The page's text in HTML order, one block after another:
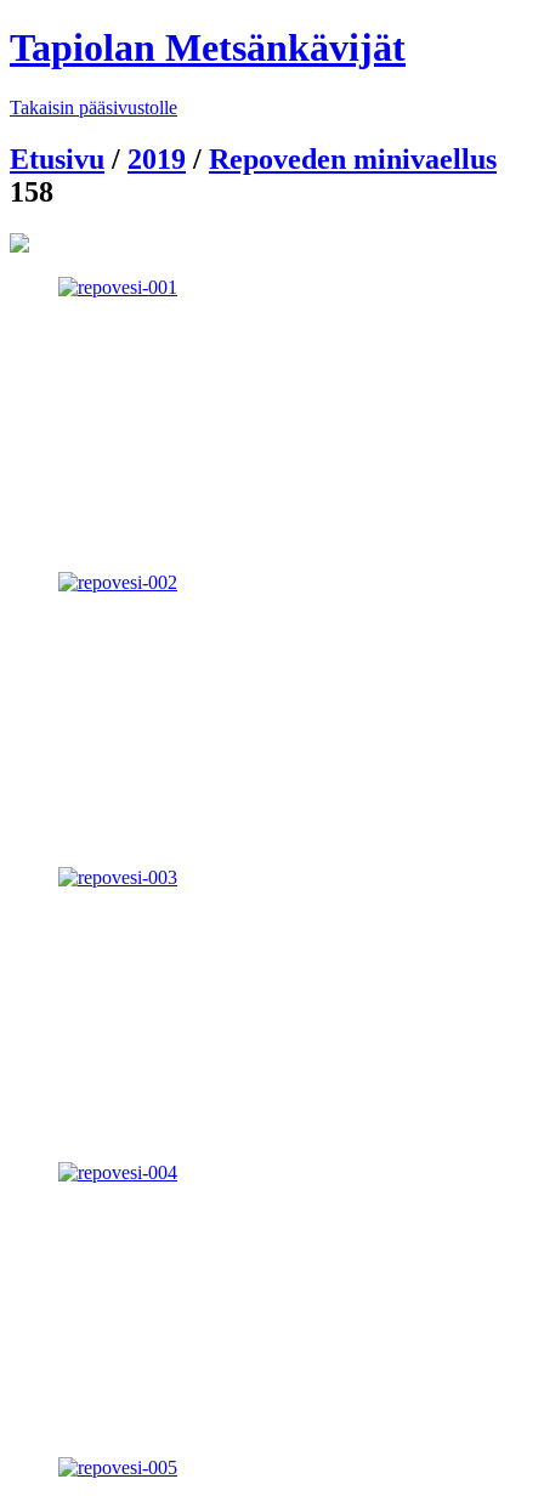
Tapiolan Metsänkävijät
Takaisin pääsivustolle
Etusivu / 2019 / Repoveden minivaellus
158